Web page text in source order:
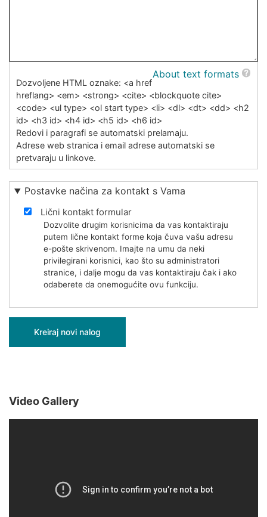
About text formats
Dozvoljene HTML oznake: <a href
hreflang> <em> <strong> <cite> <blockquote cite>
<code> <ul type> <ol start type> <li> <dl> <dt> <dd> <h2
id> <h3 id> <h4 id> <h5 id> <h6 id>
Redovi i paragrafi se automatski prelamaju.
Adrese web stranica i email adrese automatski se
pretvaraju u linkove.
Postavke načina za kontakt s Vama
Lični kontakt formular
Dozvolite drugim korisnicima da vas kontaktiraju
putem lične kontakt forme koja čuva vašu adresu
e-pošte skrivenom. Imajte na umu da neki
privilegirani korisnici, kao što su administratori
stranice, i dalje mogu da vas kontaktiraju čak i ako
odaberete da onemogućite ovu funkciju.
Video Gallery